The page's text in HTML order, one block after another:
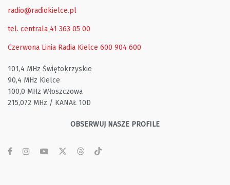
radio@radiokielce.pl
tel. centrala 41 363 05 00
Czerwona Linia Radia Kielce 600 904 600
101,4 MHz Świętokrzyskie
90,4 MHz Kielce
100,0 MHz Włoszczowa
215,072 MHz / KANAŁ 10D
OBSERWUJ NASZE PROFILE